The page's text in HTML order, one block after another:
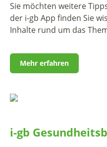
Sie möchten weitere
der i-gb App finden Sie
Inhalte rund um das
Mehr erfahren
i-gb